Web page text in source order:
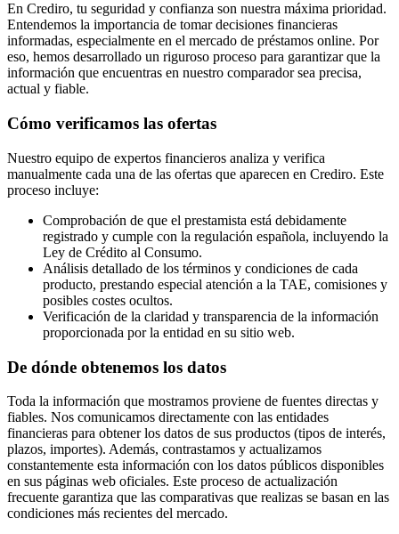
En Crediro, tu seguridad y confianza son nuestra máxima prioridad.
Entendemos la importancia de tomar decisiones financieras
informadas, especialmente en el mercado de préstamos online. Por
eso, hemos desarrollado un riguroso proceso para garantizar que la
información que encuentras en nuestro comparador sea precisa,
actual y fiable.
Cómo verificamos las ofertas
Nuestro equipo de expertos financieros analiza y verifica
manualmente cada una de las ofertas que aparecen en Crediro. Este
proceso incluye:
Comprobación de que el prestamista está debidamente
registrado y cumple con la regulación española, incluyendo la
Ley de Crédito al Consumo.
Análisis detallado de los términos y condiciones de cada
producto, prestando especial atención a la TAE, comisiones y
posibles costes ocultos.
Verificación de la claridad y transparencia de la información
proporcionada por la entidad en su sitio web.
De dónde obtenemos los datos
Toda la información que mostramos proviene de fuentes directas y
fiables. Nos comunicamos directamente con las entidades
financieras para obtener los datos de sus productos (tipos de interés,
plazos, importes). Además, contrastamos y actualizamos
constantemente esta información con los datos públicos disponibles
en sus páginas web oficiales. Este proceso de actualización
frecuente garantiza que las comparativas que realizas se basan en las
condiciones más recientes del mercado.